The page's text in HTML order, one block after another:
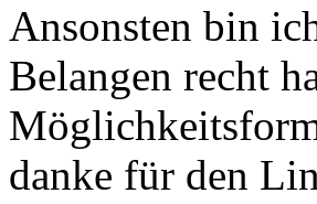
Ansonsten bin
Belangen recht
danke für den